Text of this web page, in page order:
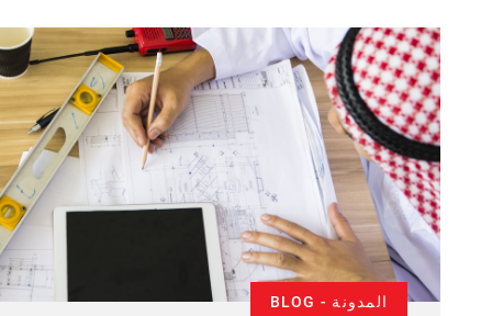
المدونة - BLOG